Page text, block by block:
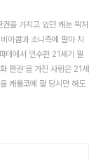
을 가지고 있던 캐논 픽처
아콤과 소니측에 팔아 치
테에서 인수한 21세기 필
판권’을 가진 사람은 21세
캐롤코에 팔 당시만 해도